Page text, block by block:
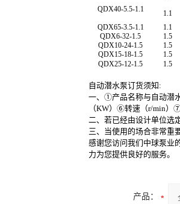
QDX40-5.5-1.1
1.1
QDX65-3.5-1.1
1.1
QDX6-32-1.5
1.5
QDX10-24-1.5
1.5
QDX15-18-1.5
1.5
QDX25-12-1.5
1.5
自动潜水泵订货须知:
一、①产品名称与 自动潜
（KW）⑥转速（r/min）
二、若已经由设计单位选
三、当使用的场合非常重
感谢您访问我们中球泵业
力为您提供良好的服务。
产品：